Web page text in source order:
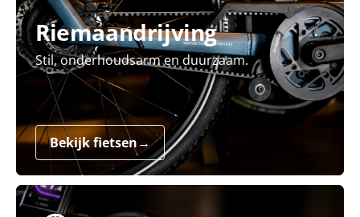
Riemaandrijving
Stil, onderhoudsarm en duurzaam.
Bekijk fietsen→